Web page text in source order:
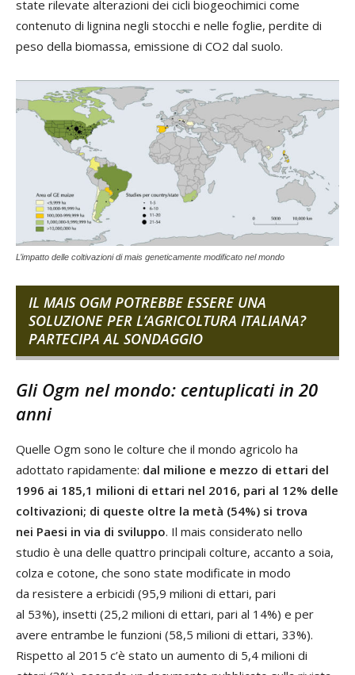
state rilevate alterazioni dei cicli biogeochimici come
contenuto di lignina negli stocchi e nelle foglie, perdite di
peso della biomassa, emissione di CO2 dal suolo.
L’impatto delle coltivazioni di mais geneticamente modificato nel mondo
IL MAIS OGM POTREBBE ESSERE UNA
SOLUZIONE PER L’AGRICOLTURA ITALIANA?
PARTECIPA AL SONDAGGIO
Gli Ogm nel mondo: centuplicati in 20
anni
Quelle Ogm sono le colture che il mondo agricolo ha
adottato rapidamente: dal milione e mezzo di ettari del
1996 ai 185,1 milioni di ettari nel 2016, pari al 12% delle
coltivazioni; di queste oltre la metà (54%) si trova
nei Paesi in via di sviluppo. Il mais considerato nello
studio è una delle quattro principali colture, accanto a soia,
colza e cotone, che sono state modificate in modo
da resistere a erbicidi (95,9 milioni di ettari, pari
al 53%), insetti (25,2 milioni di ettari, pari al 14%) e per
avere entrambe le funzioni (58,5 milioni di ettari, 33%).
Rispetto al 2015 c’è stato un aumento di 5,4 milioni di